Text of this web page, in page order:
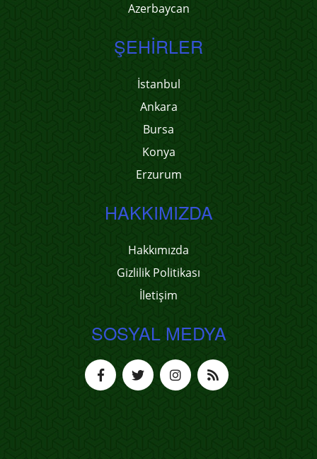
Azerbaycan
ŞEHIRLER
İstanbul
Ankara
Bursa
Konya
Erzurum
HAKKIMIZDA
Hakkımızda
Gizlilik Politikası
İletişim
SOSYAL MEDYA